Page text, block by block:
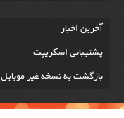
آخرين اخبار
پشتیبانی اسکریپت
بازگشت به نسخه غير موبایل